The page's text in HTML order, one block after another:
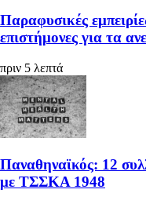
Παραφυσικές
επιστήμονες για τα
πριν 5 λεπτά
Παναθηναϊκός: 12
με ΤΣΣΚΑ 1948